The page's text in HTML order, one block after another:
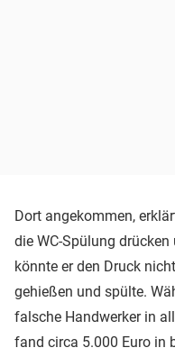
Dort angekommen,
die WC-Spülung
könnte er den Druck
gehießen und spülte.
falsche Handwerker in
fand circa 5.000 Euro in